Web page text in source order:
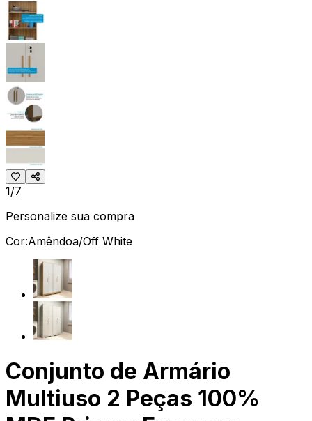
1/7
Personalize sua compra
Cor:Amêndoa/Off White
Conjunto de Armário
Multiuso 2 Peças 100%